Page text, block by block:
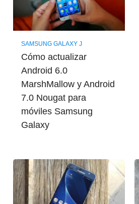
SAMSUNG GALAXY J
Cómo actualizar
Android 6.0
MarshMallow y Android
7.0 Nougat para
móviles Samsung
Galaxy